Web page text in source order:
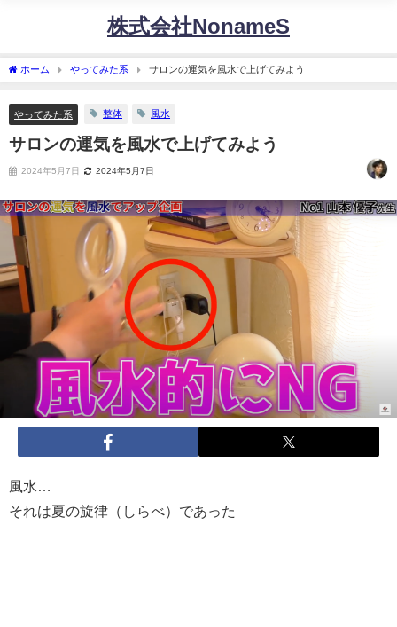
株式会社NonameS
ホーム やってみた系 サロンの運気を風水で上げてみよう
やってみた系 整体 風水
サロンの運気を風水で上げてみよう
2024年5月7日 2024年5月7日
風水…
それは夏の旋律（しらべ）であった